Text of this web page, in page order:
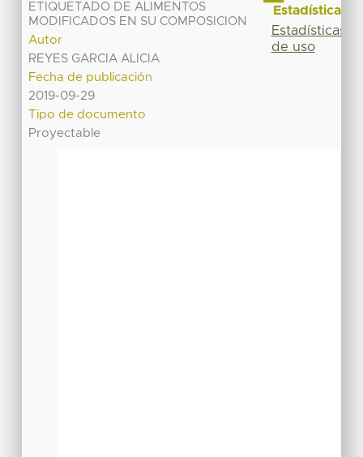
ETIQUETADO DE ALIMENTOS
MODIFICADOS EN SU COMPOSICION
Autor
REYES GARCIA ALICIA
Fecha de publicación
2019-09-29
Tipo de documento
Proyectable
Estadísticas
Estadísticas
de uso